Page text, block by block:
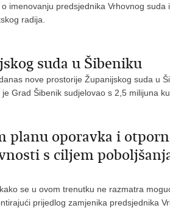
imenovanju predsjednika Vrhovnog suda
radija.
suda u Šibeniku
nove prostorije Županijskog suda u
Grad Šibenik sudjelovao s 2,5 milijuna
planu oporavka i
s ciljem
se u ovom trenutku ne razmatra
prijedlog zamjenika predsjednika